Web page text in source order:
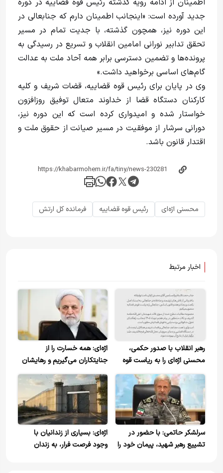
اطمینان از ادامه رویه گذشته رئیس قوه قضاییه در دوره
جدید آورده است: «اینجانب اطمینان دارم که جنابعالی در
این دوره نیز، همچون گذشته، با جدیت تمام در مسیر
تحقق تدابیر نورانی امامین انقلاب و تسریع در رسیدگی به
پرونده‌ها و تضمین دسترسی برابر همه آحاد ملت به عدالت
گام‌های اساسی برخواهید داشت.»
وی در پایان برای رئیس قوه قضاییه، قضات شریف و کلیه
کارکنان دستگاه قضا از خداوند متعال توفیق روزافزون
خواستار شده و امیدواری کرده است که این دوره نیز،
دورانی سرشار از موفقیت در مسیر صیانت از حقوق ملت و
اقتدار قانون باشد.
محسنی اژه‌ای رئیس قوه قضاییه فرمانده کل ارتش
اخبار مرتبط
رهبر انقلاب با صدور حکمی،
محسنی اژه‌ای را به ریاست قوه
قضائیه منصوب کردند
اژه‌ای: همه خسارت را از
جنایتکاران می‌گیریم و رهایشان
نمی‌کنیم+ ویدیو
سرلشکر حاتمی: با حضور در
تشییع رهبر شهید، پیمان خود را
اژه‌ای: بسیاری از زندانیان با
وجود فرصت فرار، به زندان